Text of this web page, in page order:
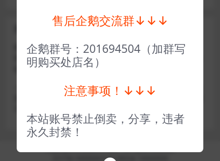
关于密码错误问题
账号密码复制粘贴，注意不要复制到空格了，CTRL+C复
制，或者鼠标右键先复制然后键盘 CTRL+V粘贴，steam改
版了必须键盘粘贴（CTRL+V粘贴）鼠标不能粘贴了
————————————————————–离线模式玩
游戏，在线没存档被顶号，不然没有存档，D加密游戏尽量
京ICP备18888888号京公网安备 188888888
售后企鹅交流群↓↓↓
企鹅群号：201694504（加群写
明购买处店名）
注意事项！↓↓↓
本站账号禁止倒卖，分享，违者
永久封禁！